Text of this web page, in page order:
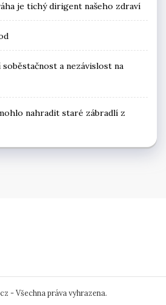
je tichý dirigent našeho zdraví
a nezávislost na
nahradit staré zábradlí z
- Všechna práva vyhrazena.